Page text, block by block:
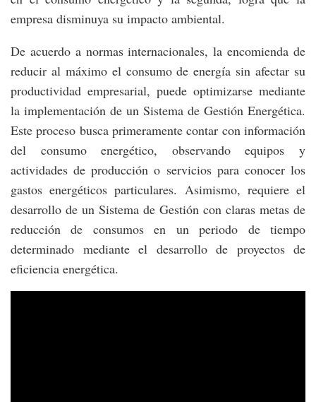
empresa disminuya su impacto ambiental.
De acuerdo a normas internacionales, la encomienda de
reducir al máximo el consumo de energía sin afectar su
productividad empresarial, puede optimizarse mediante
la implementación de un Sistema de Gestión Energética.
Este proceso busca primeramente contar con información
del consumo energético, observando equipos y
actividades de producción o servicios para conocer los
gastos energéticos particulares. Asimismo, requiere el
desarrollo de un Sistema de Gestión con claras metas de
reducción de consumos en un periodo de tiempo
determinado mediante el desarrollo de proyectos de
eficiencia energética.